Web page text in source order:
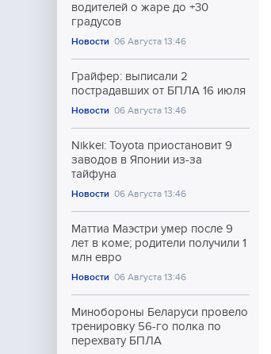
водителей о жаре до +30
градусов
Новости 06 Августа 13:46
Грайфер: выписали 2
пострадавших от БПЛА 16 июля
Новости 06 Августа 13:46
Nikkei: Toyota приостановит 9
заводов в Японии из-за
тайфуна
Новости 06 Августа 13:46
Маттиа Маэстри умер после 9
лет в коме; родители получили 1
млн евро
Новости 06 Августа 13:46
Минобороны Беларуси провело
тренировку 56-го полка по
перехвату БПЛА